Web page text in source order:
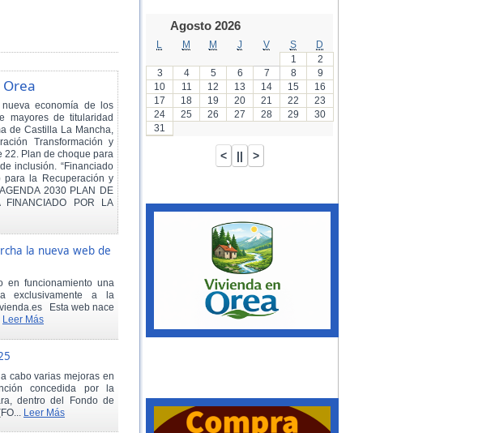
economía de los
mayores de titularidad
de Castilla La Mancha,
Transformación y
22. Plan de choque para
inclusión. “Financiado
para la Recuperación y
2030 PLAN DE
FINANCIADO POR LA
la nueva web de
en funcionamiento una
exclusivamente a la
Esta web nace
Leer Más
cabo varias mejoras en
concedida por la
dentro del Fondo de
Leer Más
Agosto 2026
M M J V S
D
1
2
3
4 5 6 7 8
9
10
11 12 13 14 15
16
17
18 19 20 21 22
23
24
25 26 27 28 29
30
31